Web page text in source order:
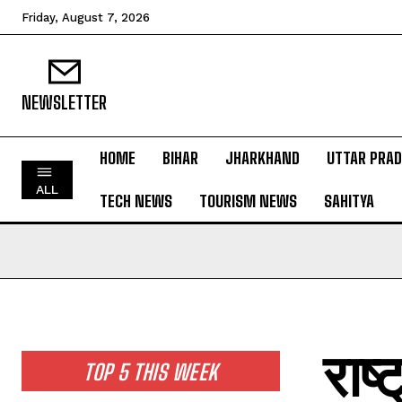
BIHAR
NATIONAL NEWS
CRIME NEWS
Friday, August 7, 2026
NEWSLETTER
ALL
HOME BIHAR JHARKHAND UTTAR
TECH NEWS TOURISM NEWS SAHITYA
TOP 5 THIS WEEK